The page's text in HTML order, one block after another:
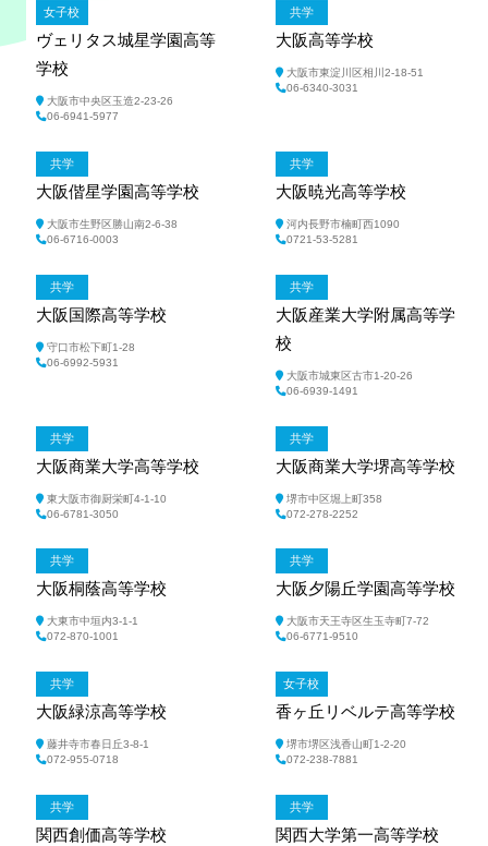
女子校
ヴェリタス城星学園高等
学校
大阪市中央区玉造2-23-26
06-6941-5977
共学
大阪高等学校
大阪市東淀川区相川2-18-51
06-6340-3031
共学
大阪偕星学園高等学校
大阪市生野区勝山南2-6-38
06-6716-0003
共学
大阪暁光高等学校
河内長野市楠町西1090
0721-53-5281
共学
大阪国際高等学校
守口市松下町1-28
06-6992-5931
共学
大阪産業大学附属高等学
校
大阪市城東区古市1-20-26
06-6939-1491
共学
大阪商業大学高等学校
東大阪市御厨栄町4-1-10
06-6781-3050
共学
大阪商業大学堺高等学校
堺市中区堀上町358
072‐278‐2252
共学
大阪桐蔭高等学校
大東市中垣内3-1-1
072-870-1001
共学
大阪夕陽丘学園高等学校
大阪市天王寺区生玉寺町7-72
06-6771-9510
共学
大阪緑涼高等学校
藤井寺市春日丘3-8-1
072-955-0718
女子校
香ヶ丘リベルテ高等学校
堺市堺区浅香山町1-2-20
072-238-7881
共学
関西創価高等学校
共学
関西大学第一高等学校